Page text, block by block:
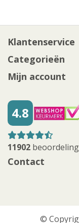
Klantenservice
Categorieën
Mijn account
4.8
11902
Contact
©